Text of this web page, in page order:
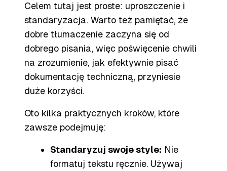
Celem tutaj jest proste: uproszczenie i
standaryzacja. Warto też pamiętać, że
dobre tłumaczenie zaczyna się od
dobrego pisania, więc poświęcenie chwili
na zrozumienie, jak efektywnie pisać
dokumentację techniczną, przyniesie
duże korzyści.
Oto kilka praktycznych kroków, które
zawsze podejmuję:
Standaryzuj swoje style: Nie
formatuj tekstu ręcznie. Używaj